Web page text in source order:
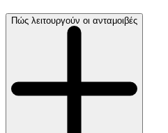
Πώς λειτουργούν οι ανταμοιβές